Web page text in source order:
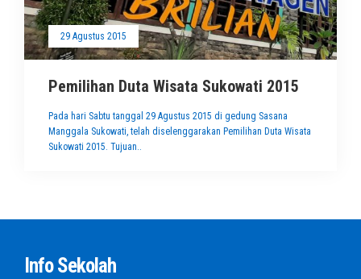
29 Agustus 2015
Pemilihan Duta Wisata Sukowati 2015
Pada hari Sabtu tanggal 29 Agustus 2015 di gedung Sasana
Manggala Sukowati, telah diselenggarakan Pemilihan Duta Wisata
Sukowati 2015. Tujuan..
Info Sekolah